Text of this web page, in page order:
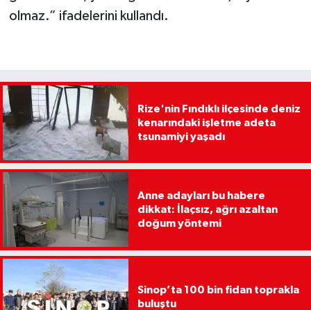
olmaz.” ifadelerini kullandı.
Rize'nin Fındıklı ilçesinde deniz
kenarındaki işletme adeta
tsunamiyi yaşadı
Anne adayları bu habere
dikkat: İlaçsız, ağrı azaltan
doğum yöntemi
Sinop’ta 100 bin fidan toprakla
buluştu